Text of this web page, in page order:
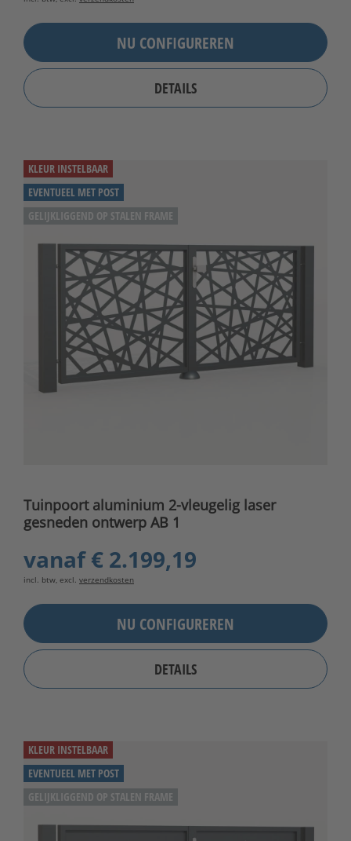
NU CONFIGUREREN
DETAILS
KLEUR INSTELBAAR
EVENTUEEL MET POST
GELIJKLIGGEND OP STALEN FRAME
Tuinpoort aluminium 2-vleugelig laser
gesneden ontwerp AB 1
vanaf€ 2.199,19
incl. btw, excl. verzendkosten
NU CONFIGUREREN
DETAILS
KLEUR INSTELBAAR
EVENTUEEL MET POST
GELIJKLIGGEND OP STALEN FRAME